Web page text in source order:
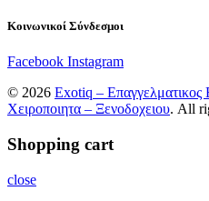
Κοινωνικοί Σύνδεσμοι
Facebook Instagram
© 2026 Exotiq – Επαγγελματικος
Χειροποιητα – Ξενοδοχειου. All
Shopping cart
close